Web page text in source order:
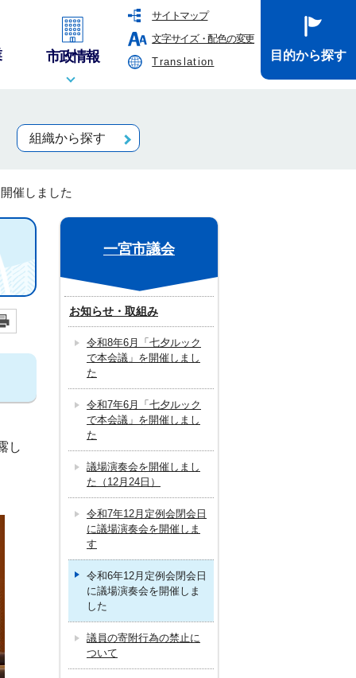
サイトマップ
文字サイズ・配色の変更
Translation
市政情報 目的から探す
組織から探す
催しました
し
一宮市議会
お知らせ・取組み
令和8年6月「七夕ルック
で本会議」を開催しまし
た
令和7年6月「七夕ルック
で本会議」を開催しまし
た
議場演奏会を開催しまし
た（12月24日）
令和7年12月定例会閉会日
に議場演奏会を開催しま
す
令和6年12月定例会閉会日
に議場演奏会を開催しま
した
議員の寄附行為の禁止に
ついて